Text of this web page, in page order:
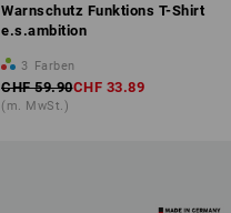
Warnschutz Funktions T-Shirt
e.s.ambition
3 Farben
CHF 59.90CHF 33.89
(m. MwSt.)